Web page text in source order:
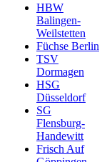
HBW
Balingen-
Weilstetten
Füchse Berlin
TSV
Dormagen
HSG
Düsseldorf
SG
Flensburg-
Handewitt
Frisch Auf